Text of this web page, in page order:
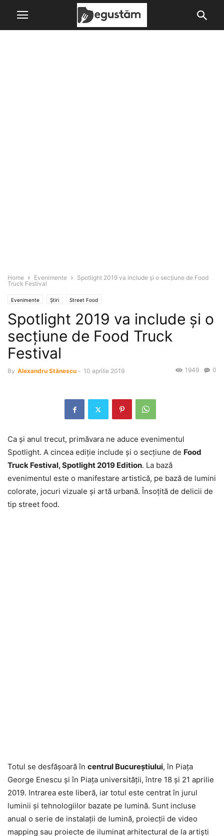
Home Evenimente
Spotlight 2019 va include şi o secţiune de Food
Truck Festival
Evenimente Știri Street Food
Spotlight 2019 va include şi o
secţiune de Food Truck
Festival
By Alexandru Stănescu - 10 aprilie 2019 0
1949
Ca şi anul trecut, primăvara ne aduce evenimentul
Spotlight. A cincea ediţie include şi o secţiune de Food
Truck Festival, Spotlight 2019 Edition. La bază
evenimentul este o manifestare artistică, pe bază de lumini
colorate, jocuri vizuale şi artă urbană. Însoţită de delicii de
tip street food.
Totul se desfăşoară în centrul Bucureştiului, în Piaţa
George Enescu şi în Piaţa universităţii, între 18 şi 21 aprilie
2019. Intrarea este liberă, iar totul este centrat în jurul
luminii şi tehnologiilor bazate pe lumină. Sunt incluse
anual o serie de instalaţii de lumină, proiecţii de video
mapping sau proiecte de iluminat arhitectural de la artişti